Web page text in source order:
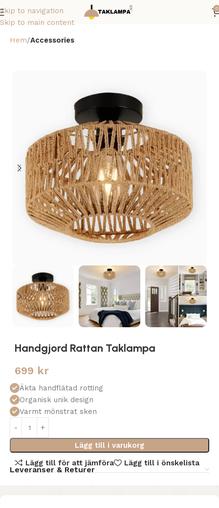
Skip to navigation
Skip to main content
0
Hem Accessories
Handgjord Rattan Taklampa
699 kr
Äkta handflätad rotting
Organisk unik design
Varmt mönstrat sken
Lägg till i varukorg
Lägg till för att jämföra
Lägg till i önskelista
Leveranser & Returer